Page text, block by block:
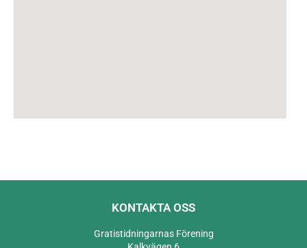
KONTAKTA OSS
Gratistidningarnas Förening